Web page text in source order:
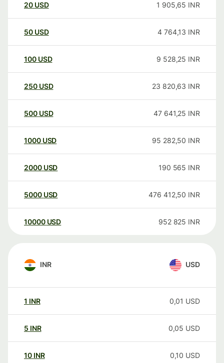
20 USD 1 905,65 INR
50 USD 4 764,13 INR
100 USD 9 528,25 INR
250 USD 23 820,63 INR
500 USD 47 641,25 INR
1000 USD 95 282,50 INR
2000 USD 190 565 INR
5000 USD 476 412,50 INR
10000 USD 952 825 INR
INR USD
1 INR 0,01 USD
5 INR 0,05 USD
10 INR 0,10 USD